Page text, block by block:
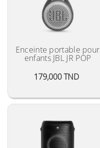
Enceinte portable pour
enfants JBL JR POP
179,000 TND